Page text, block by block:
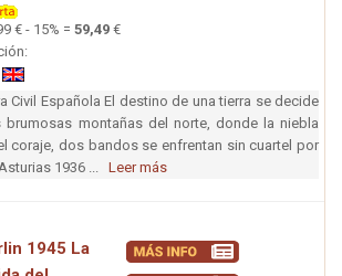
€ - 15% = 59,49 €
Civil Española El destino de una tierra se decide
brumosas montañas del norte, donde la niebla
coraje, dos bandos se enfrentan sin cuartel por
1936 ... Leer más
1945 La